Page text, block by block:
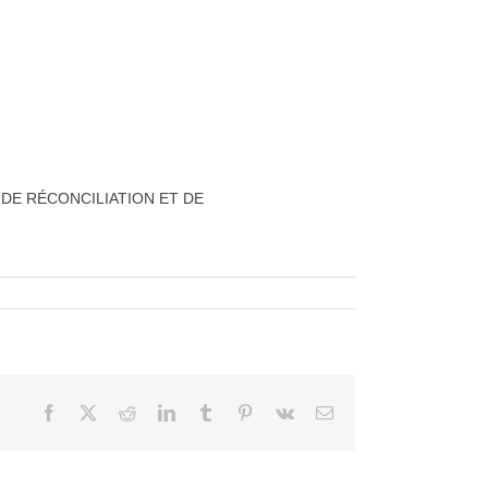
RÉCONCILIATION ET DE
Facebook RedditLinkedInTumblr Pinterest
Vk Courriel